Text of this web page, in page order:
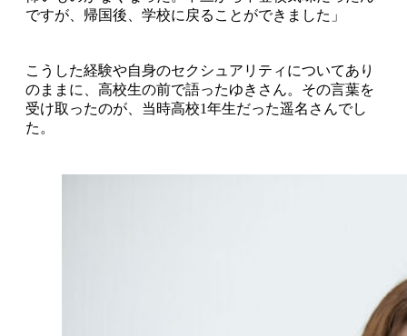
ですが、帰国後、学校に戻ることができました」
こうした経験や自身のセクシュアリティについてあり
のままに、高校生の前で語ったゆきさん。その言葉を
受け取ったのが、当時高校1年生だった遥名さんでし
た。